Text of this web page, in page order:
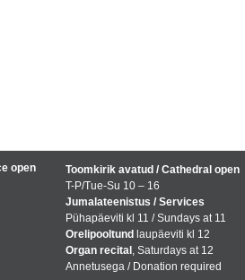
open
Toomkirik avatud / Cathedral open
T-P/Tue-Su 10 – 16
Jumalateenistus / Services
Pühapäeviti kl 11 / Sundays at 11
Orelipooltund laupäeviti kl 12
Organ recital , Saturdays at 12
Annetusega / Donation required